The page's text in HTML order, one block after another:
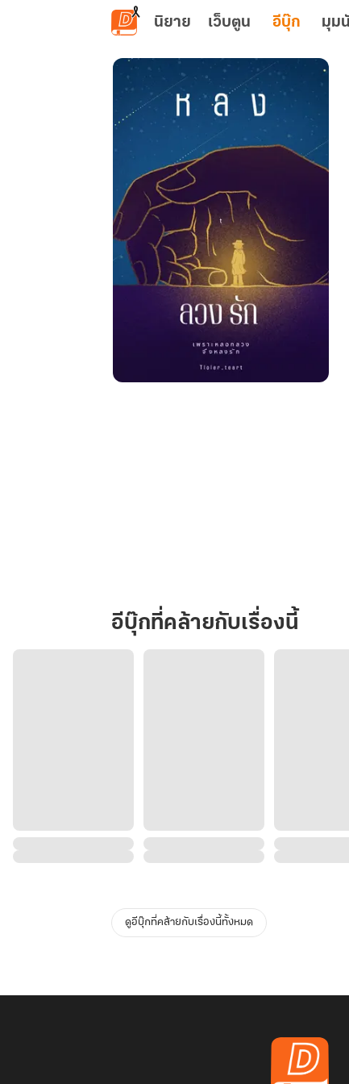
ข้ามไปยังเนื้อหาหลัก
นิยาย เว็บตูน อีบุ๊ก มุม
อีบุ๊กที่คล้ายกับเรื่องนี้
ดูอีบุ๊กที่คล้ายกับเรื่องนี้ทั้งหมด